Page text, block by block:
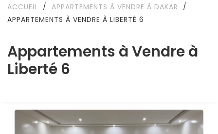
Appartements à Vendre à
Liberté 6
ACCUEIL / APPARTEMENTS À VENDRE À DAKAR
/
APPARTEMENTS À VENDRE À LIBERTÉ 6